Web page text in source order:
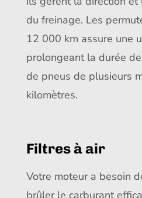
du freinage. Les
12 000 km assure une
prolongeant la durée
de pneus de plusieurs
kilomètres.
Filtres à air
Votre moteur a besoin
brûler le carburant